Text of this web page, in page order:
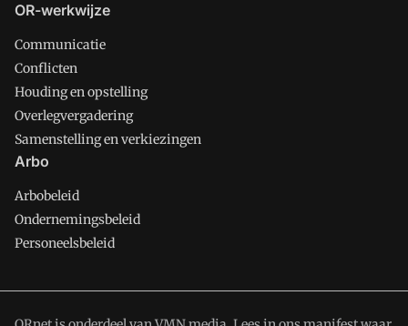
OR-werkwijze
Communicatie
Conflicten
Houding en opstelling
Overlegvergadering
Samenstelling en verkiezingen
Arbo
Arbobeleid
Ondernemingsbeleid
Personeelsbeleid